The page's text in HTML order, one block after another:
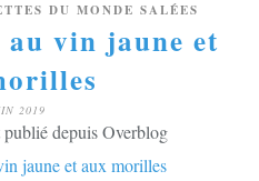
DU MONDE SALÉES
vin jaune et
2019
depuis Overblog